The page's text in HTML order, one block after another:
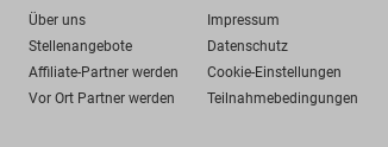
Über uns
Impressum
Stellenangebote
Datenschutz
Affiliate-Partner werden
Cookie-Einstellungen
Vor Ort Partner werden
Teilnahmebedingungen